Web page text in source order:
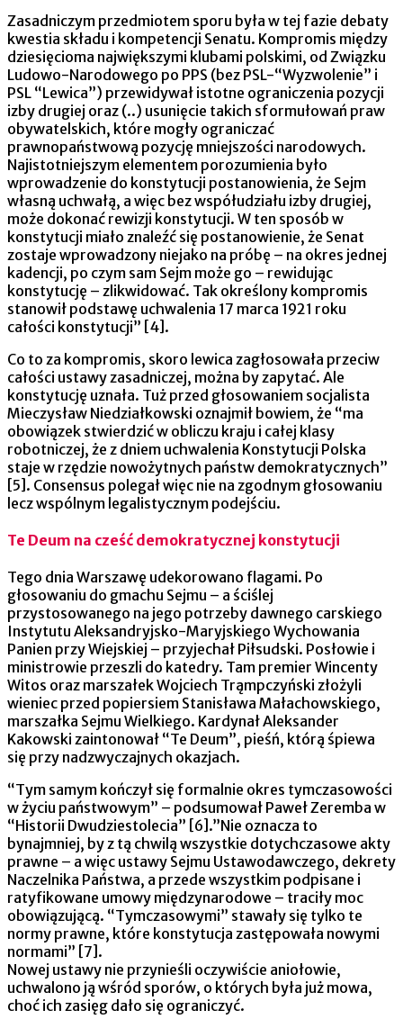
Zasadniczym przedmiotem sporu była w tej fazie debaty
kwestia składu i kompetencji Senatu. Kompromis między
dziesięcioma największymi klubami polskimi, od Związku
Ludowo-Narodowego po PPS (bez PSL-“Wyzwolenie” i
PSL “Lewica”) przewidywał istotne ograniczenia pozycji
izby drugiej oraz (..) usunięcie takich sformułowań praw
obywatelskich, które mogły ograniczać
prawnopaństwową pozycję mniejszości narodowych.
Najistotniejszym elementem porozumienia było
wprowadzenie do konstytucji postanowienia, że Sejm
własną uchwałą, a więc bez współudziału izby drugiej,
może dokonać rewizji konstytucji. W ten sposób w
konstytucji miało znaleźć się postanowienie, że Senat
zostaje wprowadzony niejako na próbę – na okres jednej
kadencji, po czym sam Sejm może go – rewidując
konstytucję – zlikwidować. Tak określony kompromis
stanowił podstawę uchwalenia 17 marca 1921 roku
całości konstytucji” [4].
Co to za kompromis, skoro lewica zagłosowała przeciw
całości ustawy zasadniczej, można by zapytać. Ale
konstytucję uznała. Tuż przed głosowaniem socjalista
Mieczysław Niedziałkowski oznajmił bowiem, że “ma
obowiązek stwierdzić w obliczu kraju i całej klasy
robotniczej, że z dniem uchwalenia Konstytucji Polska
staje w rzędzie nowożytnych państw demokratycznych”
[5]. Consensus polegał więc nie na zgodnym głosowaniu
lecz wspólnym legalistycznym podejściu.
Te Deum na cześć demokratycznej konstytucji
Tego dnia Warszawę udekorowano flagami. Po
głosowaniu do gmachu Sejmu – a ściślej
przystosowanego na jego potrzeby dawnego carskiego
Instytutu Aleksandryjsko-Maryjskiego Wychowania
Panien przy Wiejskiej – przyjechał Piłsudski. Posłowie i
ministrowie przeszli do katedry. Tam premier Wincenty
Witos oraz marszałek Wojciech Trąmpczyński złożyli
wieniec przed popiersiem Stanisława Małachowskiego,
marszałka Sejmu Wielkiego. Kardynał Aleksander
Kakowski zaintonował “Te Deum”, pieśń, którą śpiewa
się przy nadzwyczajnych okazjach.
“Tym samym kończył się formalnie okres tymczasowości
w życiu państwowym” – podsumował Paweł Zeremba w
“Historii Dwudziestolecia” [6].”Nie oznacza to
bynajmniej, by z tą chwilą wszystkie dotychczasowe akty
prawne – a więc ustawy Sejmu Ustawodawczego, dekrety
Naczelnika Państwa, a przede wszystkim podpisane i
ratyfikowane umowy międzynarodowe – traciły moc
obowiązującą. “Tymczasowymi” stawały się tylko te
normy prawne, które konstytucja zastępowała nowymi
normami” [7].
Nowej ustawy nie przynieśli oczywiście aniołowie,
uchwalono ją wśród sporów, o których była już mowa,
choć ich zasięg dało się ograniczyć.